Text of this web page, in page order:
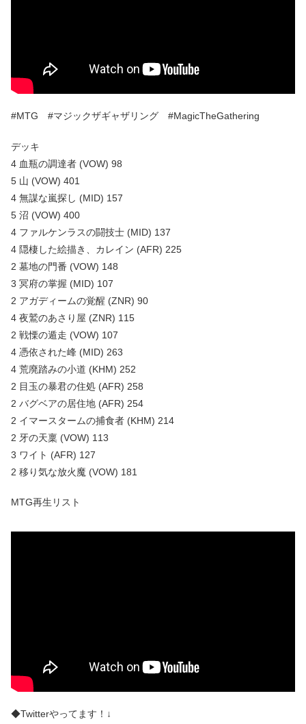
#MTG #マジックザギャザリング #MagicTheGathering
デッキ
4 血瓶の調達者 (VOW) 98
5 山 (VOW) 401
4 無謀な嵐探し (MID) 157
5 沼 (VOW) 400
4 ファルケンラスの闘技士 (MID) 137
4 隠棲した絵描き、カレイン (AFR) 225
2 墓地の門番 (VOW) 148
3 冥府の掌握 (MID) 107
2 アガディームの覚醒 (ZNR) 90
4 夜鷲のあさり屋 (ZNR) 115
2 戦慄の遁走 (VOW) 107
4 憑依された峰 (MID) 263
4 荒廃踏みの小道 (KHM) 252
2 目玉の暴君の住処 (AFR) 258
2 バグベアの居住地 (AFR) 254
2 イマースタームの捕食者 (KHM) 214
2 牙の天稟 (VOW) 113
3 ワイト (AFR) 127
2 移り気な放火魔 (VOW) 181
MTG再生リスト
◆Twitterやってます！↓